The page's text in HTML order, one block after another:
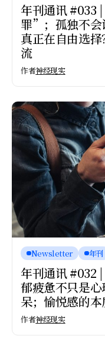
年刊通讯 #033
罪”；孤独不会
真正在自由选
流
作者神经现实
Newsletter 年刊
年刊通讯 #032
郁疲惫不只是
呆；愉悦感的本
作者神经现实